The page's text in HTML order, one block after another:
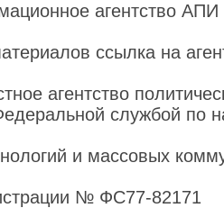
агентство
ссылка на
агентство
службой по
и массовых
№ ФС77-82171